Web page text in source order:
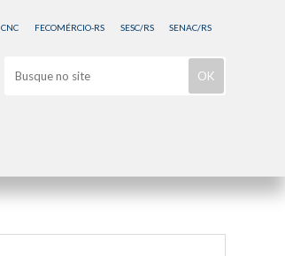
CNC FECOMÉRCIO-RS SESC/RS SENAC/RS